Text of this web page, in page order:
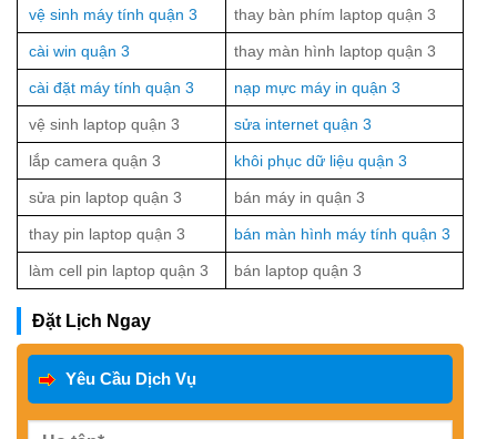
vệ sinh máy tính quận 3 thay bàn phím laptop quận 3
cài win quận 3 thay màn hình laptop quận 3
cài đặt máy tính quận 3 nạp mực máy in quận 3
vệ sinh laptop quận 3 sửa internet quận 3
lắp camera quận 3 khôi phục dữ liệu quận 3
sửa pin laptop quận 3 bán máy in quận 3
thay pin laptop quận 3 bán màn hình máy tính quận 3
làm cell pin laptop quận 3 bán laptop quận 3
Đặt Lịch Ngay
Yêu Cầu Dịch Vụ